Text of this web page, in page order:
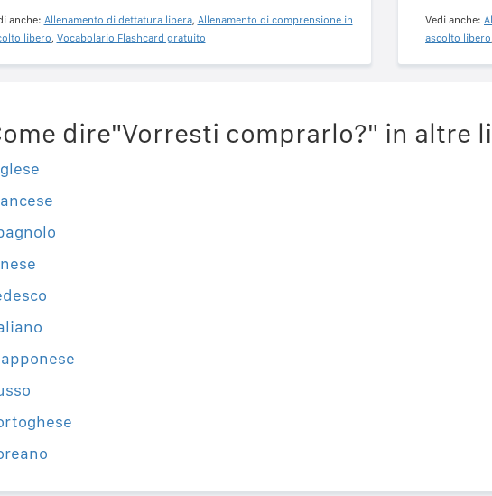
anche: Allenamento di dettatura libera, Allenamento di comprensione in
libero, Vocabolario Flashcard gratuito
Vedi anche:
ascolto libero
dire"Vorresti comprarlo?" in altre